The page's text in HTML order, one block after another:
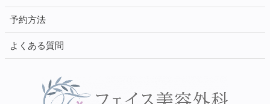
予約方法
よくある質問